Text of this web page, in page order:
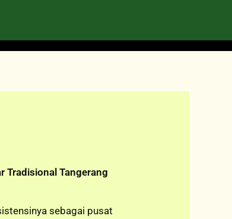
Tradisional Tangerang
sebagai pusat